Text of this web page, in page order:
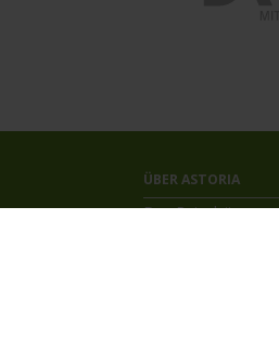
ÜBER ASTORIA
Das Reisebüro